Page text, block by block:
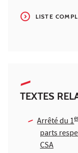
LISTE
TEXTES
Arrêté du 1
parts
CSA